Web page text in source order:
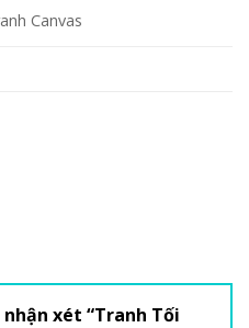
Canvas
xét “Tranh Tối